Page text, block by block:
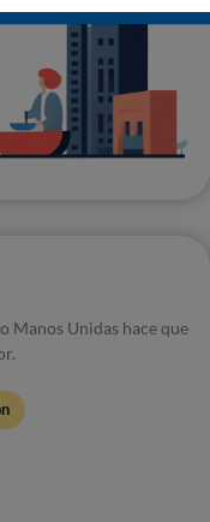
Manos Unidas hace que